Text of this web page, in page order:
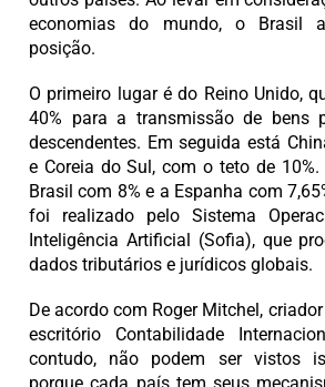
economias do mundo, o Brasil
posição.
O primeiro lugar é do Reino Unido,
40% para a transmissão de bens
descendentes. Em seguida está
e Coreia do Sul, com o teto de 10%.
Brasil com 8% e a Espanha com
foi realizado pelo Sistema
Inteligência Artificial (Sofia), que
dados tributários e jurídicos globais.
De acordo com Roger Mitchel,
escritório Contabilidade
contudo, não podem ser vistos